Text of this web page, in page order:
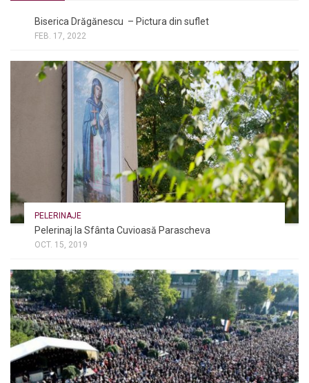
Biserica Drăgănescu – Pictura din suflet
FEB. 17, 2022
PELERINAJE
Pelerinaj la Sfânta Cuvioasă Parascheva
OCT. 15, 2019